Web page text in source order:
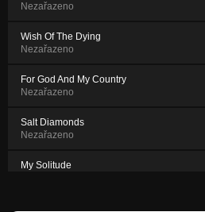
Nezařazeno
Wish Of The Dying
Nezařazeno
For God And My Country
Nezařazeno
Salt Diamonds
Nezařazeno
My Solitude